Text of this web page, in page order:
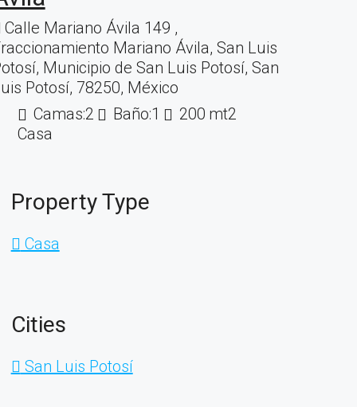
Calle Mariano Ávila 149 ,
Mariano Ávila, San Luis
Municipio de San Luis Potosí, San
Potosí, 78250, México
Camas:2 Baño:1 200 mt2
Casa
Property Type
Casa
Cities
San Luis Potosí